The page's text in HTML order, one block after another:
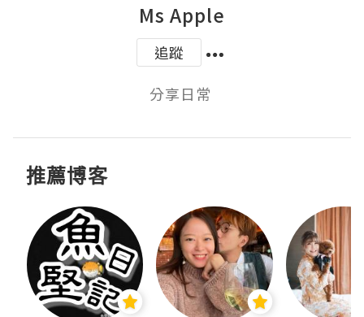
Ms Apple
追蹤
分享日常
推薦博客